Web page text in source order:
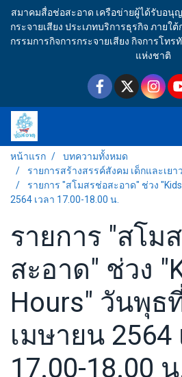
สมาคมสื่อช่อสะอาด เครือข่ายผู้ได้รับอนุ
กระจายเสียง ประเภทบริการธุรกิจ ภาย
กรรมการกิจการกระจายเสียง กิจการโท
แห่งชาติ
หน้าแรก
บทความทั้งหมด
รายการสร้างสรรค์สังคม เด็กและเย
รายการ "สโมสรช่อสะอาด" ช่วง
2564 เวลา 17.00-18.00 น.
รายการ "สโม
สะอาด" ช่วง
Hours" วันพุธ
เมษายน 2564
17.00-18.00